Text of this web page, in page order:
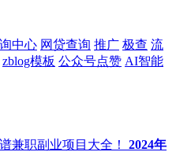
中心 网贷查询 推广 极查 流
zblog模板 公众号点赞 AI智能
2024年